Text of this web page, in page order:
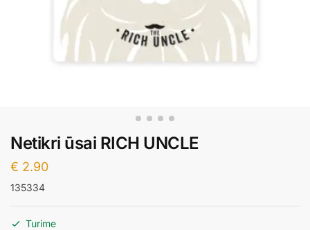
Netikri ūsai RICH UNCLE
€ 2.90
135334
Turime